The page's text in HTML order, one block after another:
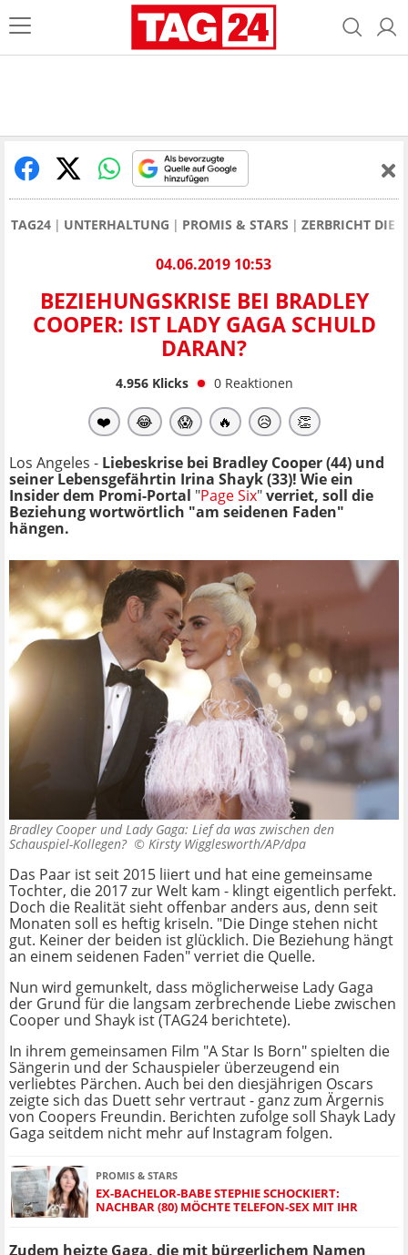
TAG24 UNTERHALTUNG PROMIS & STARS ZERBRICHT DIE
04.06.2019 10:53
BEZIEHUNGSKRISE BEI BRADLEY
COOPER: IST LADY GAGA SCHULD
DARAN?
4.956Klicks 0 Reaktionen
❤️ 😂 😱 🔥 😥 👏
Los Angeles - Liebeskrise bei Bradley Cooper (44) und
seiner Lebensgefährtin Irina Shayk (33)! Wie ein
Insider dem Promi-Portal "Page Six"verriet, soll die
Beziehung wortwörtlich "am seidenen Faden"
hängen.
Bradley Cooper und Lady Gaga: Lief da was zwischen den
Schauspiel-Kollegen? © Kirsty Wigglesworth/AP/dpa
Das Paar ist seit 2015 liiert und hat eine gemeinsame
Tochter, die 2017 zur Welt kam - klingt eigentlich perfekt.
Doch die Realität sieht offenbar anders aus, denn seit
Monaten soll es heftig kriseln. "Die Dinge stehen nicht
gut. Keiner der beiden ist glücklich. Die Beziehung hängt
an einem seidenen Faden" verriet die Quelle.
Nun wird gemunkelt, dass möglicherweise Lady Gaga
der Grund für die langsam zerbrechende Liebe zwischen
Cooper und Shayk ist (TAG24 berichtete).
In ihrem gemeinsamen Film "A Star Is Born" spielten die
Sängerin und der Schauspieler überzeugend ein
verliebtes Pärchen. Auch bei den diesjährigen Oscars
zeigte sich das Duett sehr vertraut - ganz zum Ärgernis
von Coopers Freundin. Berichten zufolge soll Shayk Lady
Gaga seitdem nicht mehr auf Instagram folgen.
PROMIS & STARS
EX-BACHELOR-BABE STEPHIE SCHOCKIERT:
NACHBAR (80) MÖCHTE TELEFON-SEX MIT IHR
Zudem heizte Gaga, die mit bürgerlichem Namen